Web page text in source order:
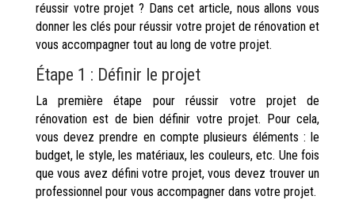
réussir votre projet ? Dans cet article, nous allons vous
donner les clés pour réussir votre projet de rénovation et
vous accompagner tout au long de votre projet.
Étape 1 : Définir le projet
La première étape pour réussir votre projet de
rénovation est de bien définir votre projet. Pour cela,
vous devez prendre en compte plusieurs éléments : le
budget, le style, les matériaux, les couleurs, etc. Une fois
que vous avez défini votre projet, vous devez trouver un
professionnel pour vous accompagner dans votre projet.